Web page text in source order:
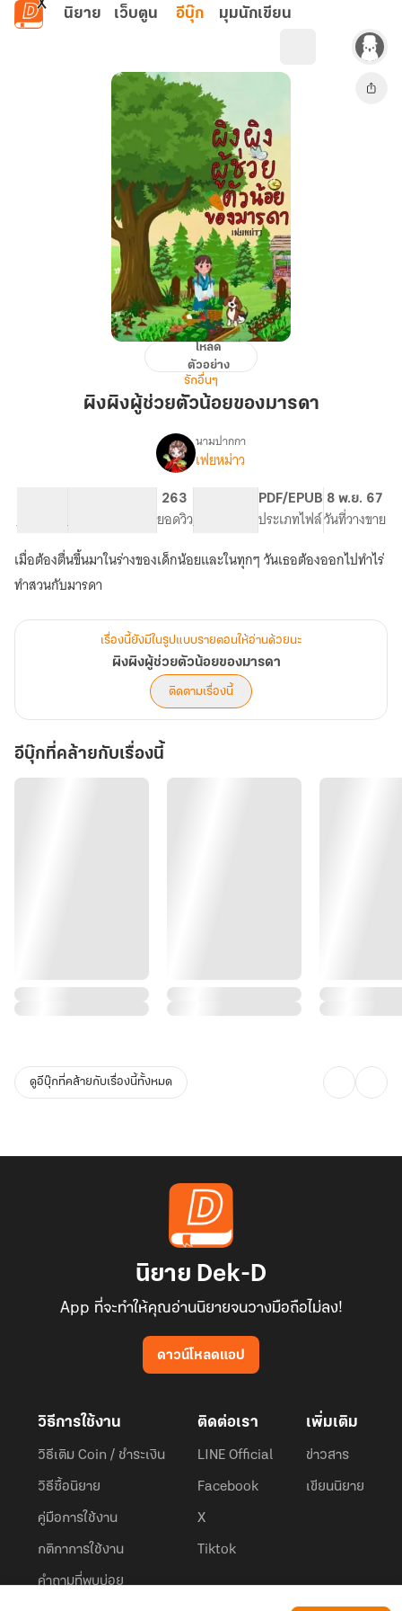
ข้ามไปยังเนื้อหาหลัก
นิยาย เว็บตูน อีบุ๊ก มุมนักเขียน
ผู้
ช่วย
โหลด
ตัวอย่าง
รักอื่นๆ
ผิงผิงผู้ช่วยตัวน้อยของมารดา
เรื่อง
น้อย
นามปากกา
เฟยหม่าว
จำนวนคำ จำนวนหน้า (A5)
263
ยอดวิวระดับเนื้อหา
PDF/EPUB
ประเภทไฟล์
8 พ.ย. 67
วันที่วางขาย
เมื่อต้องตื่นขึ้นมาในร่างของเด็กน้อยและในทุกๆ วันเธอต้องออกไปทำไร่
ทำสวนกับมารดา
เรื่องนี้ยังมีในรูปแบบรายตอนให้อ่านด้วยนะ
ผิงผิงผู้ช่วยตัวน้อยของมารดา
ติดตามเรื่องนี้
อีบุ๊กที่คล้ายกับเรื่องนี้
ดูอีบุ๊กที่คล้ายกับเรื่องนี้ทั้งหมด
นิยาย Dek-D
App ที่จะทำให้คุณอ่านนิยายจนวางมือถือไม่ลง!
ดาวน์โหลดแอป
วิธีการใช้งาน
วิธีเติม Coin / ชำระเงิน
วิธีซื้อนิยาย
คู่มือการใช้งาน
กติกาการใช้งาน
คำถามที่พบบ่อย
ติดต่อเรา
LINE Official
Facebook
X
Tiktok
เพิ่มเติม
ข่าวสาร
เขียนนิยาย